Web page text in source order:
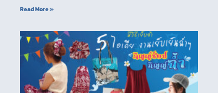
Read More »